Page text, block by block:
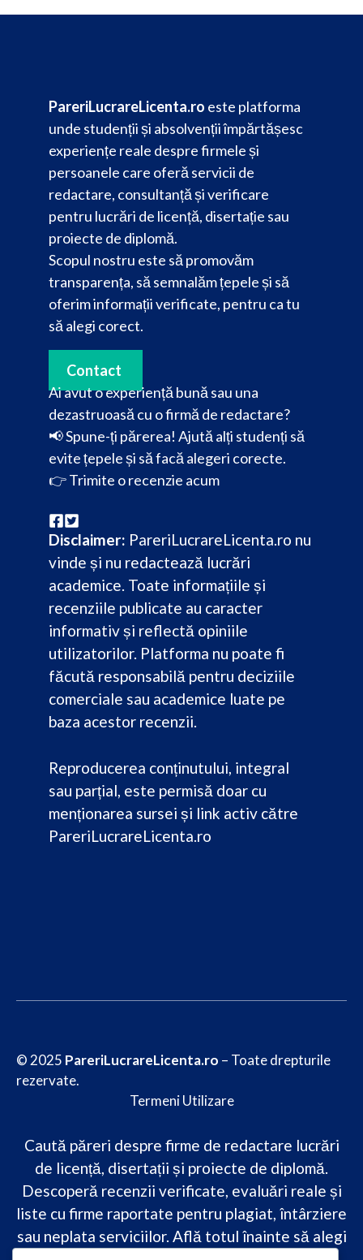
PareriLucrareLicenta.ro este platforma
unde studenții și absolvenții împărtășesc
experiențe reale despre firmele și
persoanele care oferă servicii de
redactare, consultanță și verificare
pentru lucrări de licență, disertație sau
proiecte de diplomă.
Scopul nostru este să promovăm
transparența, să semnalăm țepele și să
oferim informații verificate, pentru ca tu
să alegi corect.
Contact
Ai avut o experiență bună sau una
dezastruoasă cu o firmă de redactare?
📢 Spune-ți părerea! Ajută alți studenți să
evite țepele și să facă alegeri corecte.
👉Trimite o recenzie acum
Disclaimer: PareriLucrareLicenta.ro nu
vinde și nu redactează lucrări
academice. Toate informațiile și
recenziile publicate au caracter
informativ și reflectă opiniile
utilizatorilor. Platforma nu poate fi
făcută responsabilă pentru deciziile
comerciale sau academice luate pe
baza acestor recenzii.
Reproducerea conținutului, integral
sau parțial, este permisă doar cu
menționarea sursei și link activ către
PareriLucrareLicenta.ro
© 2025 PareriLucrareLicenta.ro – Toate drepturile
rezervate.
Termeni Utilizare
Caută păreri despre firme de redactare lucrări
de licență, disertații și proiecte de diplomă.
Descoperă recenzii verificate, evaluări reale și
liste cu firme raportate pentru plagiat, întârziere
sau neplata serviciilor. Află totul înainte să alegi